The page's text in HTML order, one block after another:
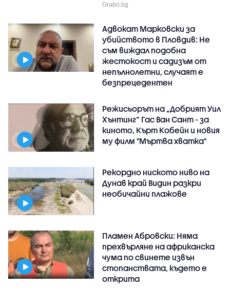
Grabo.bg
Адвокат Марковски за
убийството в Пловдив: Не
съм виждал подобна
жестокост и садизъм от
непълнолетни, случаят е
безпрецедентен
Режисьорът на „Добрият Уил
Хънтинг“ Гас Ван Сант - за
киното, Кърт Кобейн и новия
му филм "Мъртва хватка"
Рекордно ниското ниво на
Дунав край Видин разкри
необичайни плажове
Пламен Абровски: Няма
прехвърляне на африканска
чума по свинете извън
стопанствата, където е
открита